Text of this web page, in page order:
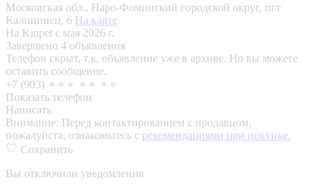
Московская обл., Наро-Фоминский городской округ, пгт
Калининец, 6 На карте
На Kinpet c мая 2026 г.
Завершено 4 объявления
Телефон скрыт, т.к. объявление уже в архиве. Но вы можете
оставить сообщение.
+7 (903) ⚬⚬⚬ ⚬⚬ ⚬⚬
Показать телефон
Написать
Внимание: Перед контактированием с продавцом,
пожалуйста, ознакомьтесь с рекомендациями при покупке.
Сохранить
Вы отключили уведомления